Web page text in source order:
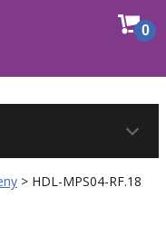
0
> HDL-MPS04-RF.18